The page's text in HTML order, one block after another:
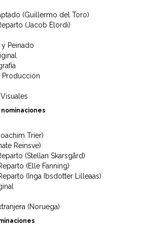
(Guillermo del Toro)
(Jacob Elordi)
Peinado
Producción
nominaciones
Trier)
Reinsve)
(Stellan Skarsgård)
(Elle Fanning)
(Inga Ibsdotter Lilleaas)
(Noruega)